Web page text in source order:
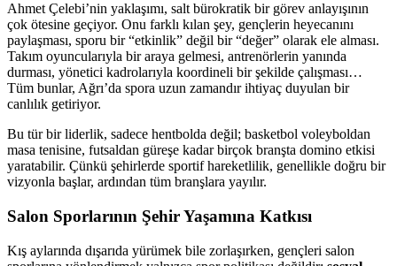
Ahmet Çelebi’nin yaklaşımı, salt bürokratik bir görev anlayışının
çok ötesine geçiyor. Onu farklı kılan şey, gençlerin heyecanını
paylaşması, sporu bir “etkinlik” değil bir “değer” olarak ele alması.
Takım oyuncularıyla bir araya gelmesi, antrenörlerin yanında
durması, yönetici kadrolarıyla koordineli bir şekilde çalışması…
Tüm bunlar, Ağrı’da spora uzun zamandır ihtiyaç duyulan bir
canlılık getiriyor.
Bu tür bir liderlik, sadece hentbolda değil; basketbol voleyboldan
masa tenisine, futsaldan güreşe kadar birçok branşta domino etkisi
yaratabilir. Çünkü şehirlerde sportif hareketlilik, genellikle doğru bir
vizyonla başlar, ardından tüm branşlara yayılır.
Salon Sporlarının Şehir Yaşamına Katkısı
Kış aylarında dışarıda yürümek bile zorlaşırken, gençleri salon